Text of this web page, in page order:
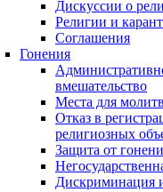
Дискуссии о
Религии и
Соглашения
Гонения
вмешательство
Места для
Отказ в
религиозных
Защита от
Дискриминация